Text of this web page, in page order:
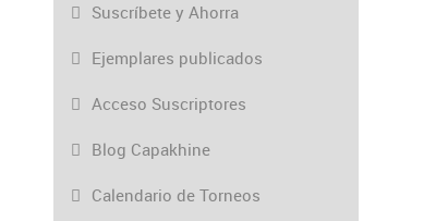
Suscríbete y Ahorra
Ejemplares publicados
Acceso Suscriptores
Blog Capakhine
Calendario de Torneos